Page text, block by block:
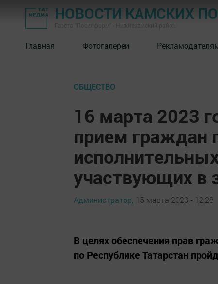
НОВОСТИ КАМСКИХ
Главная Фотогалереи
ОБЩЕСТВО
16 марта 2023
прием граждан
участвующих в
Администратор, 15 марта 2023 - 12:28
В целях обеспечения прав
по Республике Татарстан